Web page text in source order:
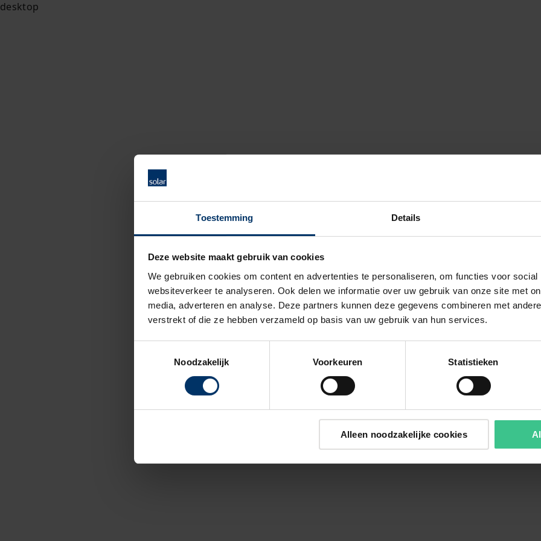
Toestemming Details
Deze website maakt gebruik van cookies
We gebruiken cookies om content en advertenties te personaliseren, om functies voor
websiteverkeer te analyseren. Ook delen we informatie over uw gebruik van onze site met
media, adverteren en analyse. Deze partners kunnen deze gegevens combineren met
verstrekt of die ze hebben verzameld op basis van uw gebruik van hun services.
Noodzakelijk
Voorkeuren Statistieken
Alleen noodzakelijke cookies